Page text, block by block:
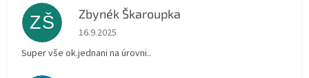
ZŠ Zbynék Škaroupka
Hodnocení obchodu je 5 z 5 hvězdiček.
16.9.2025
Super vše ok.jednani na úrovni..